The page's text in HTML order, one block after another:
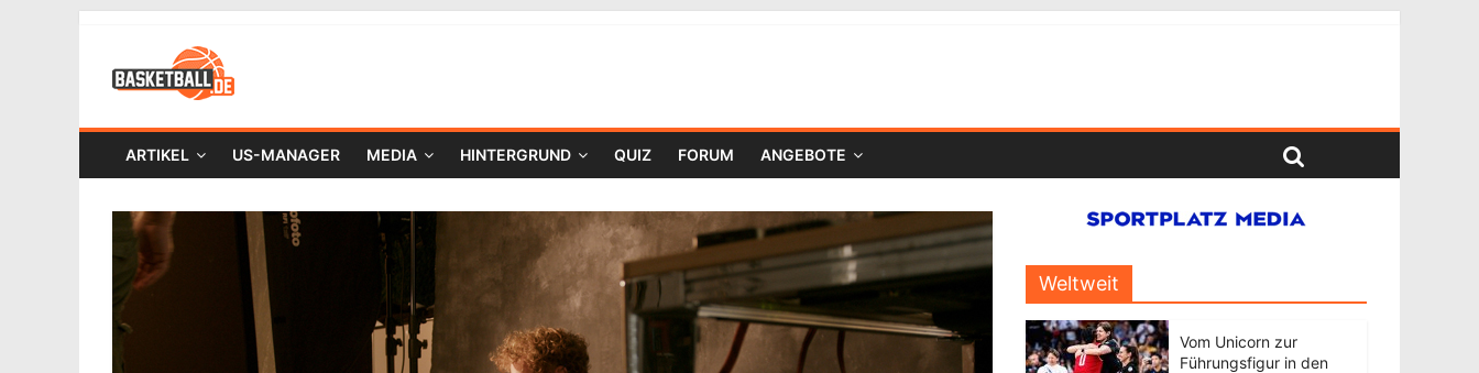
ARTIKEL US-MANAGER MEDIA HINTERGRUND QUIZ FORUM ANGEBOTE
Weltweit
Vom Unicorn zur
Führungsfigur in den